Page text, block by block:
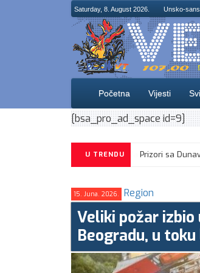
Saturday, 8. August 2026. Unsko-
Početna Vijesti
[bsa_pro_ad_space id=9]
U TRENDU
15. Juna. 2026. Region
Veliki požar izbio
Beogradu, u